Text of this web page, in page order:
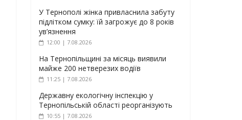
У Тернополі жінка привласнила забуту
підлітком сумку: їй загрожує до 8 років
ув’язнення
12:00 | 7.08.2026
На Тернопільщині за місяць виявили
майже 200 нетверезих водіїв
11:25 | 7.08.2026
Державну екологічну інспекцію у
Тернопільській області реорганізують
10:55 | 7.08.2026